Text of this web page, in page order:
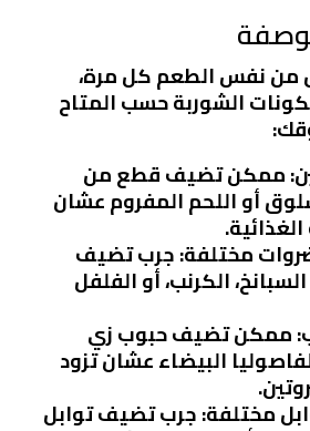
نفس الطعم كل مرة،
الشوربة حسب المتاح
: ممكن تضيف قطع من
أو اللحم المفروم عشان
مختلفة: جرب تضيف
الكرنب، أو الفلفل
: ممكن تضيف حبوب زي
البيضاء عشان تزود
مختلفة: جرب تضيف توابل